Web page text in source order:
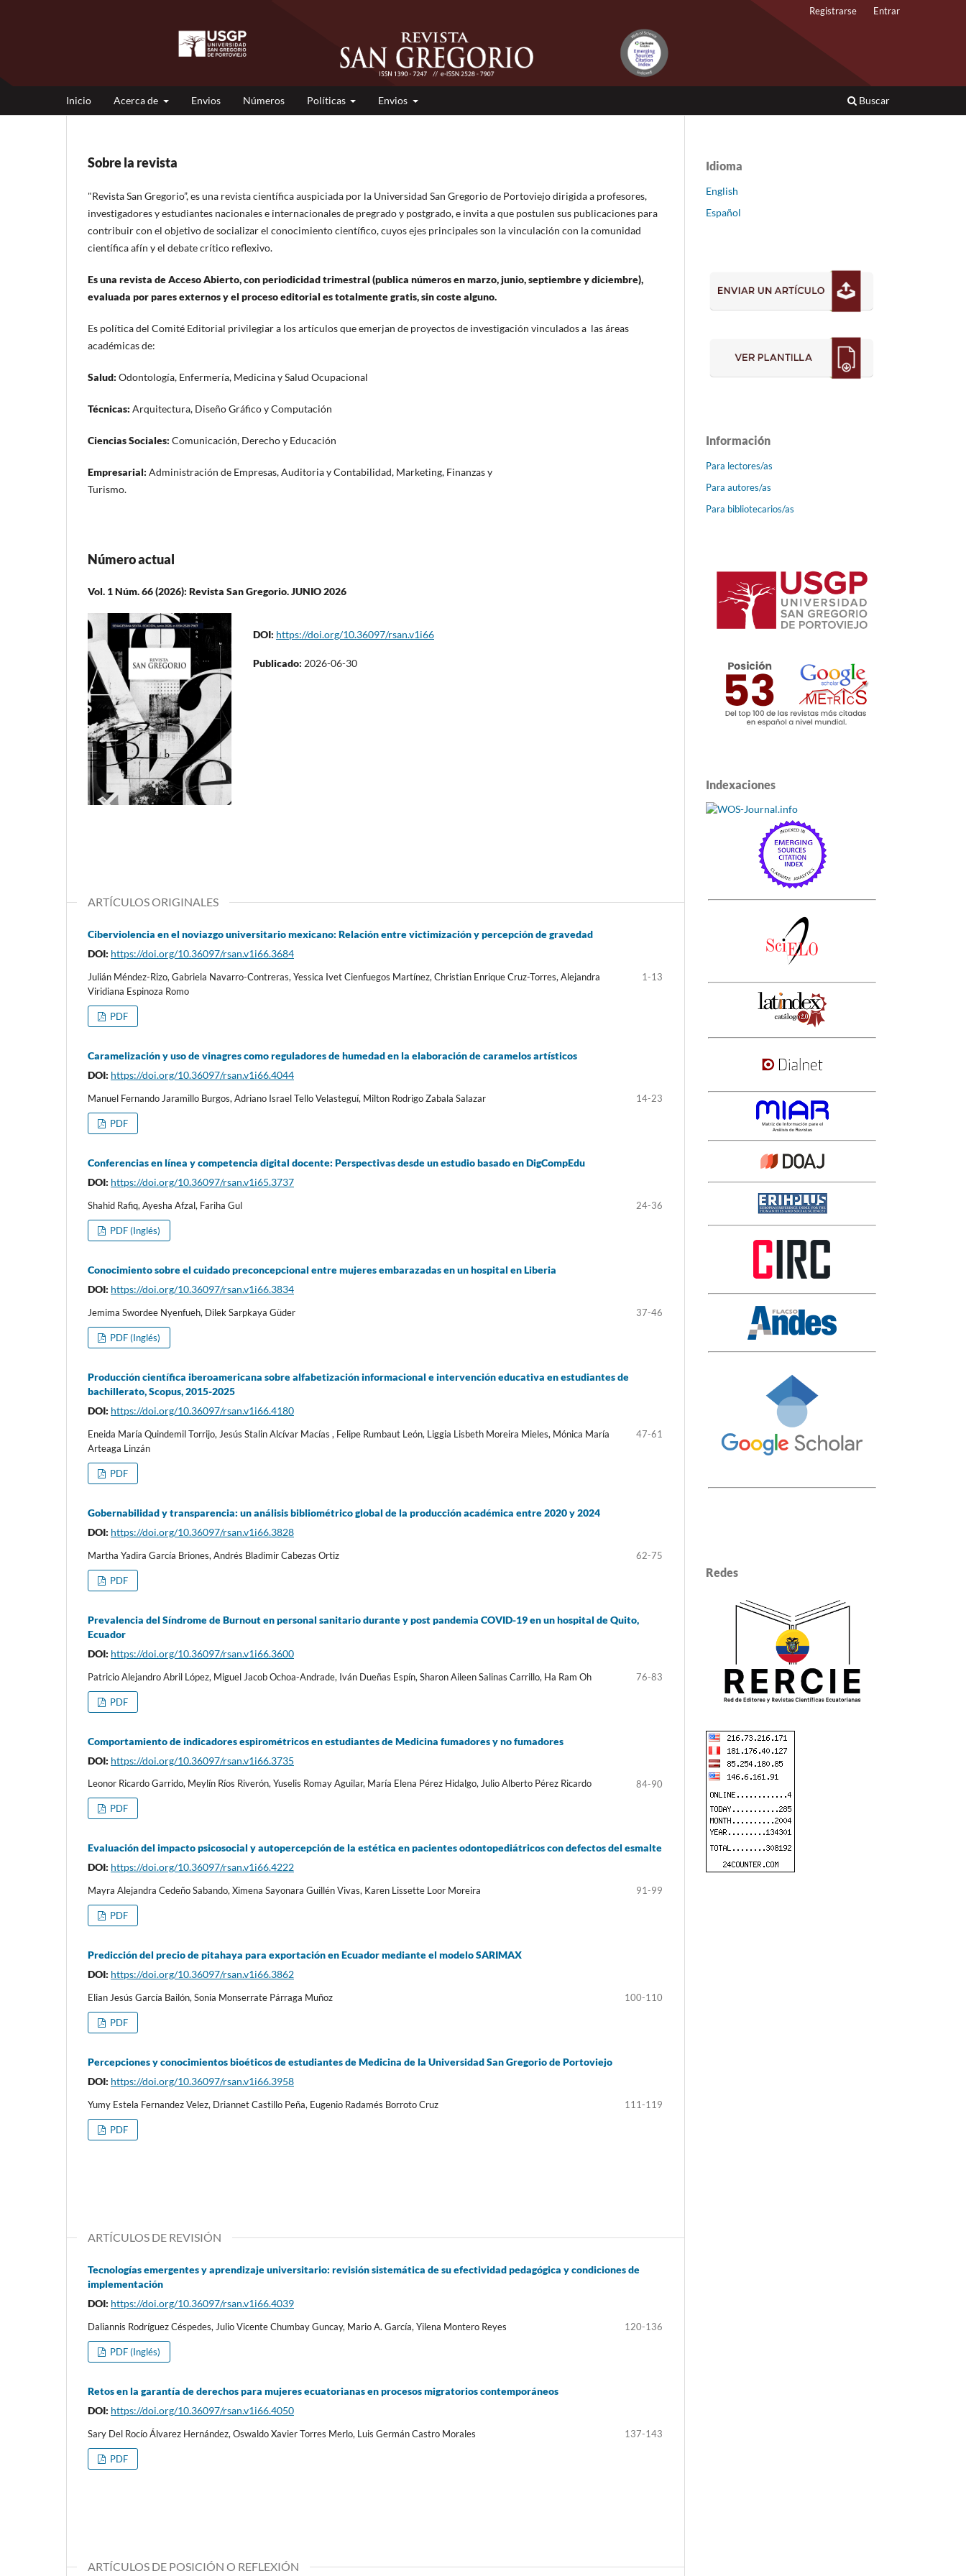
Inicio Acerca de Envios Números Políticas Envios Buscar
Registrarse Entrar
Sobre la revista
"Revista San Gregorio”, es una revista científica auspiciada por la Universidad San Gregorio de Portoviejo dirigida a profesores,
investigadores y estudiantes nacionales e internacionales de pregrado y postgrado, e invita a que postulen sus publicaciones para
contribuir con el objetivo de socializar el conocimiento científico, cuyos ejes principales son la vinculación con la comunidad
científica afín y el debate crítico reflexivo.
Es una revista de Acceso Abierto, con periodicidad trimestral (publica números en marzo, junio, septiembre y diciembre),
evaluada por pares externos y el proceso editorial es totalmente gratis, sin coste alguno.
Es política del Comité Editorial privilegiar a los artículos que emerjan de proyectos de investigación vinculados a las áreas
académicas de:
Salud: Odontología, Enfermería, Medicina y Salud Ocupacional
Técnicas: Arquitectura, Diseño Gráfico y Computación
Ciencias Sociales: Comunicación, Derecho y Educación
Empresarial: Administración de Empresas, Auditoria y Contabilidad, Marketing, Finanzas y
Turismo.
Número actual
Vol. 1 Núm. 66 (2026): Revista San Gregorio. JUNIO 2026
DOI: https://doi.org/10.36097/rsan.v1i66
Publicado: 2026-06-30
ARTÍCULOS ORIGINALES
Ciberviolencia en el noviazgo universitario mexicano: Relación entre victimización y percepción de gravedad
DOI: https://doi.org/10.36097/rsan.v1i66.3684
Julián Méndez-Rizo, Gabriela Navarro-Contreras, Yessica Ivet Cienfuegos Martínez, Christian Enrique Cruz-Torres, Alejandra
Viridiana Espinoza Romo
1-13
PDF
Caramelización y uso de vinagres como reguladores de humedad en la elaboración de caramelos artísticos
DOI: https://doi.org/10.36097/rsan.v1i66.4044
Manuel Fernando Jaramillo Burgos, Adriano Israel Tello Velasteguí, Milton Rodrigo Zabala Salazar 14-23
PDF
Conferencias en línea y competencia digital docente: Perspectivas desde un estudio basado en DigCompEdu
DOI: https://doi.org/10.36097/rsan.v1i65.3737
Shahid Rafiq, Ayesha Afzal, Fariha Gul 24-36
PDF (Inglés)
Conocimiento sobre el cuidado preconcepcional entre mujeres embarazadas en un hospital en Liberia
DOI: https://doi.org/10.36097/rsan.v1i66.3834
Jemima Swordee Nyenfueh, Dilek Sarpkaya Güder 37-46
PDF (Inglés)
Producción científica iberoamericana sobre alfabetización informacional e intervención educativa en estudiantes de
bachillerato, Scopus, 2015-2025
DOI: https://doi.org/10.36097/rsan.v1i66.4180
Eneida María Quindemil Torrijo, Jesús Stalin Alcívar Macías , Felipe Rumbaut León, Liggia Lisbeth Moreira Mieles, Mónica María
Arteaga Linzán
47-61
PDF
Gobernabilidad y transparencia: un análisis bibliométrico global de la producción académica entre 2020 y 2024
DOI: https://doi.org/10.36097/rsan.v1i66.3828
Martha Yadira García Briones, Andrés Bladimir Cabezas Ortiz 62-75
PDF
Prevalencia del Síndrome de Burnout en personal sanitario durante y post pandemia COVID-19 en un hospital de Quito,
Ecuador
DOI: https://doi.org/10.36097/rsan.v1i66.3600
Patricio Alejandro Abril López, Miguel Jacob Ochoa-Andrade, Iván Dueñas Espín, Sharon Aileen Salinas Carrillo, Ha Ram Oh 76-83
PDF
Comportamiento de indicadores espirométricos en estudiantes de Medicina fumadores y no fumadores
DOI: https://doi.org/10.36097/rsan.v1i66.3735
Leonor Ricardo Garrido, Meylín Ríos Riverón, Yuselis Romay Aguilar, María Elena Pérez Hidalgo, Julio Alberto Pérez Ricardo 84-90
PDF
Evaluación del impacto psicosocial y autopercepción de la estética en pacientes odontopediátricos con defectos del esmalte
DOI: https://doi.org/10.36097/rsan.v1i66.4222
Mayra Alejandra Cedeño Sabando, Ximena Sayonara Guillén Vivas, Karen Lissette Loor Moreira 91-99
PDF
Predicción del precio de pitahaya para exportación en Ecuador mediante el modelo SARIMAX
DOI: https://doi.org/10.36097/rsan.v1i66.3862
Elian Jesús García Bailón, Sonia Monserrate Párraga Muñoz 100-110
PDF
Percepciones y conocimientos bioéticos de estudiantes de Medicina de la Universidad San Gregorio de Portoviejo
DOI: https://doi.org/10.36097/rsan.v1i66.3958
Yumy Estela Fernandez Velez, Driannet Castillo Peña, Eugenio Radamés Borroto Cruz 111-119
PDF
ARTÍCULOS DE REVISIÓN
Tecnologías emergentes y aprendizaje universitario: revisión sistemática de su efectividad pedagógica y condiciones de
implementación
DOI: https://doi.org/10.36097/rsan.v1i66.4039
Daliannis Rodríguez Céspedes, Julio Vicente Chumbay Guncay, Mario A. García, Yilena Montero Reyes 120-136
PDF (Inglés)
Retos en la garantía de derechos para mujeres ecuatorianas en procesos migratorios contemporáneos
DOI: https://doi.org/10.36097/rsan.v1i66.4050
Sary Del Rocío Álvarez Hernández, Oswaldo Xavier Torres Merlo, Luis Germán Castro Morales 137-143
PDF
ARTÍCULOS DE POSICIÓN O REFLEXIÓN
Idioma
English
Español
Información
Para lectores/as
Para autores/as
Para bibliotecarios/as
Indexaciones
Redes